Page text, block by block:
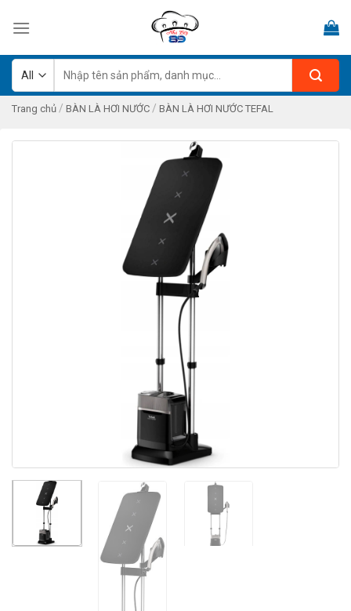
kiếm:
Trang chủ / BÀN LÀ HƠI NƯỚC / BÀN LÀ HƠI NƯỚC TEFAL